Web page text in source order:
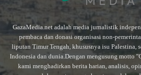
GazaMedia.net adalah media jurnalistik
pembaca dan donasi organisasi non-
liputan Timur Tengah, khususnya isu Palestina,
Indonesia dan dunia.Dengan mengusung motto
kami menghadirkan berita harian, analisis,